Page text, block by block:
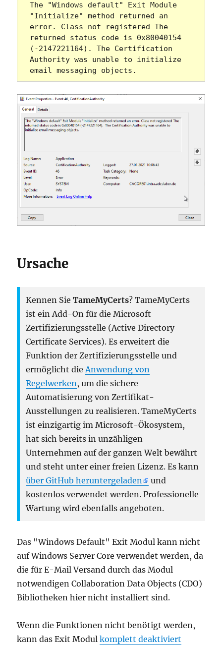
The "Windows default" Exit Module
"Initialize" method returned an
error. Class not registered The
returned status code is 0x80040154
(-2147221164). The Certification
Authority was unable to initialize
email messaging objects.
Ursache
Kennen SieTameMyCerts? TameMyCerts
ist ein Add-On für die Microsoft
Zertifizierungsstelle (Active Directory
Certificate Services). Es erweitert die
Funktion der Zertifizierungsstelle und
ermöglicht dieAnwendung von
Regelwerken, um die sichere
Automatisierung von Zertifikat-
Ausstellungen zu realisieren. TameMyCerts
ist einzigartig im Microsoft-Ökosystem,
hat sich bereits in unzähligen
Unternehmen auf der ganzen Welt bewährt
und steht unter einer freien Lizenz. Es kann
über GitHub heruntergeladen
und
kostenlos verwendet werden. Professionelle
Wartung wird ebenfalls angeboten.
Das "Windows Default" Exit Modul kann nicht
auf Windows Server Core verwendet werden, da
die für E-Mail Versand durch das Modul
notwendigen Collaboration Data Objects (CDO)
Bibliotheken hier nicht installiert sind.
Wenn die Funktionen nicht benötigt werden,
kann das Exit Modulkomplett deaktiviert